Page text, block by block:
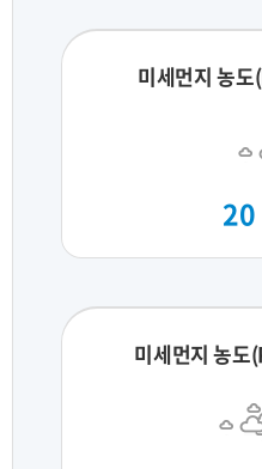
미세먼지 농
20
미세먼지 농